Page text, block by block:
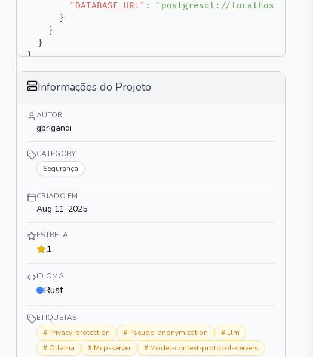
"DATABASE_URL" :
"postgresql://localhost/mydb"
}
}
}
}
Informações do Projeto
AUTOR
gbrigandi
CATEGORY
Segurança
CRIADO EM
Aug 11, 2025
ESTRELA
1
IDIOMA
Rust
ETIQUETAS
# Privacy-protection # Pseudo-anonymization # Llm
# Ollama # Mcp-server # Model-context-protocol-servers